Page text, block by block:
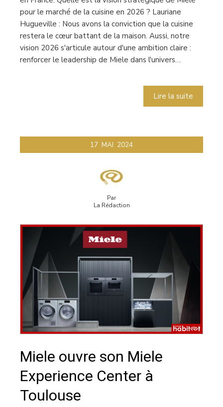
pour le marché de la cuisine en 2026 ? Lauriane
Hugueville : Nous avons la conviction que la cuisine
restera le cœur battant de la maison. Aussi, notre
vision 2026 s'articule autour d'une ambition claire :
renforcer le leadership de Miele dans l'univers…
Lire la suite
17 MAI 2024
Par
La Rédaction
Miele ouvre son Miele
Experience Center à
Toulouse